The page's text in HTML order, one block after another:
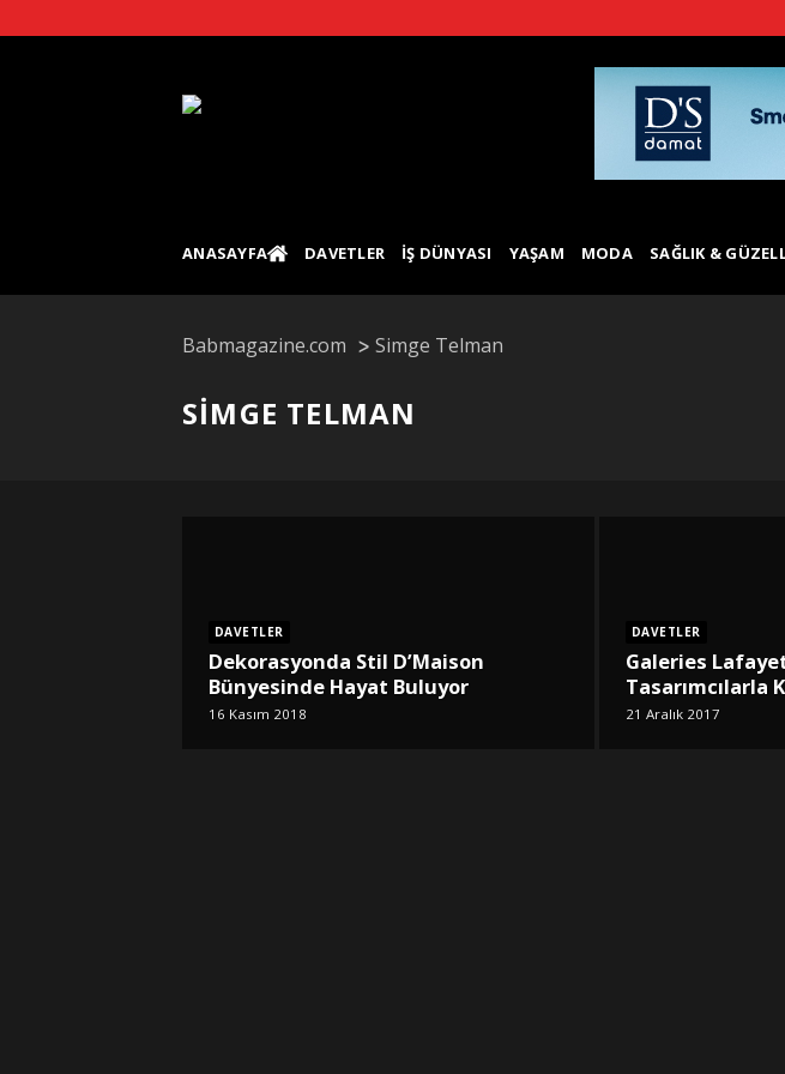
to
ANASAYFA DAVETLER İŞ DÜNYASI YAŞAM MODA SAĞLIK &
Babmagazine.com Simge Telman
SIMGE TELMAN
DAVETLER
Dekorasyonda Stil D’Maison
Bünyesinde Hayat Buluyor
16 Kasım 2018
DAVETLER
Galeries
Tasarımcılarla
21 Aralık 2017